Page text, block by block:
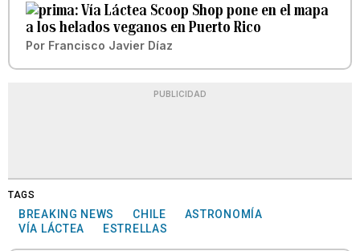
Vía Láctea Scoop Shop pone en el mapa
a los helados veganos en Puerto Rico
Por Francisco Javier Díaz
PUBLICIDAD
TAGS
BREAKING NEWS CHILE
ASTRONOMÍA
VÍA LÁCTEA
ESTRELLAS